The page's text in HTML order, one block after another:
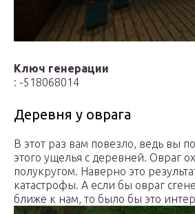
Ключ генерации
: -518068014
Деревня у оврага
В этот раз вам повезло, ведь вы
этого ущелья с деревней. Овраг
полукругом. Наверно это
катастрофы. А если бы овраг
ближе к нам, то было бы это